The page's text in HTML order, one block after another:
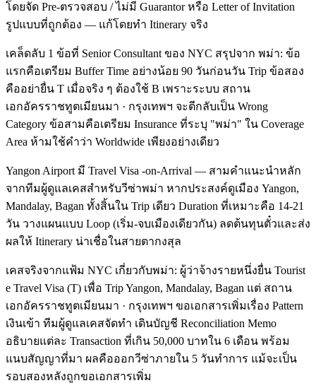
โดยจัด Pre-ตรวจสอบ / ไม่มี Guarantor หรือ Letter of Invitation
รูปแบบที่ถูกต้อง — แก้โดยทำ Itinerary จริง
เคล็ดลับ 1 ข้อที่ Senior Consultant ของ NYC สรุปจาก พม่า: ข้อ
แรกคือเตรียม Buffer Time อย่างน้อย 90 วันก่อนวัน Trip ข้อสอง
คืออย่ายื่น T เมื่อจริง ๆ ต้องใช้ B เพราะระบบ สถาน
เอกอัครราชทูตเมียนมา · กรุงเทพฯ จะตีกลับเป็น Wrong
Category ข้อสามคือเตรียม Insurance ที่ระบุ "พม่า" ใน Coverage
Area ห้ามใช้คำว่า Worldwide เพียงอย่างเดียว
Yangon Airport มี Travel Visa -on-Arrival — สามคำแนะนำหลัก
จากทีมผู้ดูแลเคสสำหรับวีซ่าพม่า หากประสงค์ดูเมือง Yangon,
Mandalay, Bagan ทั้งสิ้นใน Trip เดียว Duration ที่เหมาะคือ 14-21
วัน วางแผนแบบ Loop (เริ่ม-จบเมืองเดียวกัน) ลดต้นทุนตั๋วและส่ง
ผลให้ Itinerary น่าเชื่อในสายตากงสุล
เคสจริงจากแฟ้ม NYC เกี่ยวกับพม่า: ผู้ว่าจ้างรายหนึ่งยื่น Tourist
e Travel Visa (T) เพื่อ Trip Yangon, Mandalay, Bagan แต่ สถาน
เอกอัครราชทูตเมียนมา · กรุงเทพฯ ขอเอกสารเพิ่มเรื่อง Pattern
เงินเข้า ทีมผู้ดูแลเคสจัดทำ เดินบัญชี Reconciliation Memo
อธิบายแต่ละ Transaction ที่เกิน 50,000 บาทใน 6 เดือน พร้อม
แนบสัญญาที่มา ผลคือออกวีซ่าภายใน 5 วันทำการ แม้จะเป็น
รอบสองหลังถูกขอเอกสารเพิ่ม